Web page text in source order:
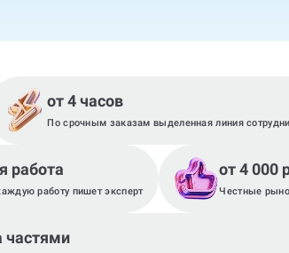
от 4 часов
По срочным заказам выделенная линия
работа
работу пишет эксперт
от 4 000
Честные
частями